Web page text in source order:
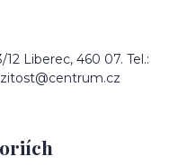
Liberec, 460 07. Tel.: